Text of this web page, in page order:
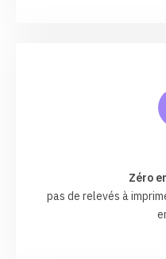
Zéro
pas de relevés à